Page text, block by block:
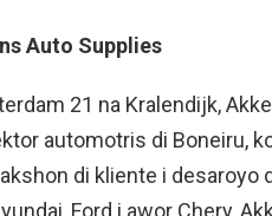
Auto Supplies
21 na Kralendijk,
automotris di Boneiru,
di kliente i desaroyo
Ford i awor Chery,